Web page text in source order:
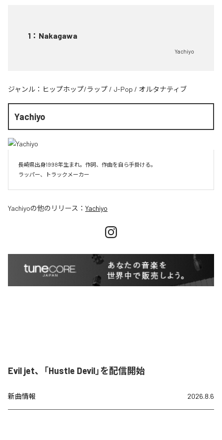
1 ： Nakagawa
Yachiyo
ジャンル： ヒップホップ/ラップ / J-Pop / オルタナティブ
Yachiyo
長崎県出身1998年生まれ。作詞、作曲を自ら手掛ける。
Yachiyoの他のリリース： Yachiyo
Evil jet、「Hustle Devil」を配信開始
新曲情報 2026.8.6